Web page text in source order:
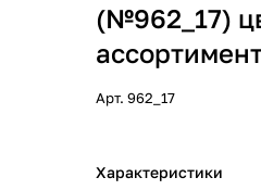
(№962_17)
Арт. 962_17
Характеристики